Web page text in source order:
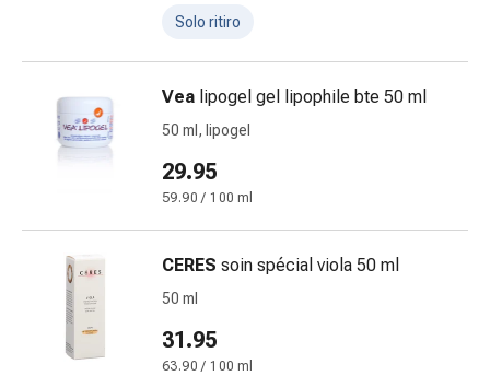
Inalatori
accessori
Doccia
nasale
viso
Cuore
e
circolazione
sanguigna
Solo ritiro
Vea lipogel gel lipophile bte 50 ml
50 ml, lipogel
29.95
59.90 / 100 ml
CERES soin spécial viola 50 ml
50 ml
31.95
63.90 / 100 ml